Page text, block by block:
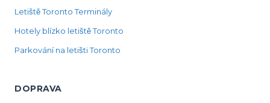
Letiště Toronto Terminály
Hotely blízko letiště Toronto
Parkování na letišti Toronto
DOPRAVA